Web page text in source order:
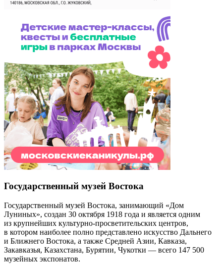
Государственный музей Востока
Государственный музей Востока, занимающий «Дом
Луниных», создан 30 октября 1918 года и является одним
из крупнейших культурно-просветительских центров,
в котором наиболее полно представлено искусство Дальнего
и Ближнего Востока, а также Средней Азии, Кавказа,
Закавказья, Казахстана, Бурятии, Чукотки — всего 147 500
музейных экспонатов.